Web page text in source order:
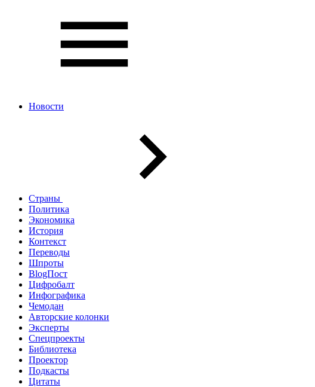
Новости
Страны
Политика
Экономика
История
Контекст
Переводы
Шпроты
BlogПост
Цифробалт
Инфографика
Чемодан
Авторские колонки
Эксперты
Спецпроекты
Библиотека
Проектор
Подкасты
Цитаты